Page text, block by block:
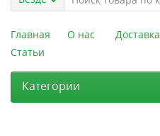
Главная О нас Доставка
Статьи
Категории